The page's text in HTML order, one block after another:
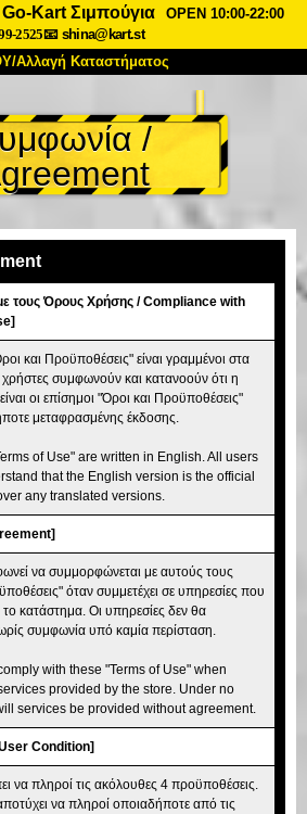
Kart Σιμπούγια
OPEN 10:00-22:00
2525📧 shina@kart.st
Αλλαγή Καταστήματος
Προδιαγραφές Τιμές
Αναφορές Συχνές Ερωτήσεις
Καταστήματος
Τόκιο Κόλπος
Οσάκα
/
τους Όρους Χρήσης / Compliance with
και Προϋποθέσεις" είναι γραμμένοι στα
χρήστες συμφωνούν και κατανοούν ότι η
οι επίσημοι "Όροι και Προϋποθέσεις"
μεταφρασμένης έκδοσης.
of Use" are written in English. All users
that the English version is the official
any translated versions.
να συμμορφώνεται με αυτούς τους
όταν συμμετέχει σε υπηρεσίες που
κατάστημα. Οι υπηρεσίες δεν θα
συμφωνία υπό καμία περίσταση.
with these "Terms of Use" when
provided by the store. Under no
services be provided without agreement.
Condition]
να πληροί τις ακόλουθες 4 προϋποθέσεις.
να πληροί οποιαδήποτε από τις